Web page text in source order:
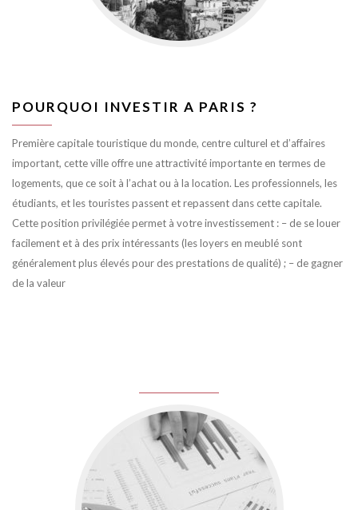
POURQUOI INVESTIR A PARIS ?
Première capitale touristique du monde, centre culturel et d’affaires
important, cette ville offre une attractivité importante en termes de
logements, que ce soit à l’achat ou à la location. Les professionnels, les
étudiants, et les touristes passent et repassent dans cette capitale.
Cette position privilégiée permet à votre investissement : – de se louer
facilement et à des prix intéressants (les loyers en meublé sont
généralement plus élevés pour des prestations de qualité) ; – de gagner
de la valeur